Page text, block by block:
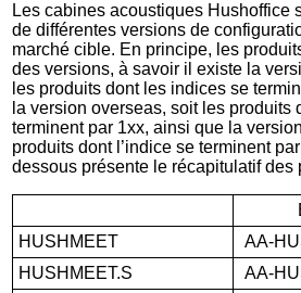
Les cabines acoustiques Hushoffice
de différentes versions de
marché cible. En principe, les
des versions, à savoir il existe la
les produits dont les indices se
la version overseas, soit les produits
terminent par 1xx, ainsi que la
produits dont l’indice se terminent
dessous présente le récapitulatif des
HUSHMEET
AA-
HUSHMEET.S
AA-